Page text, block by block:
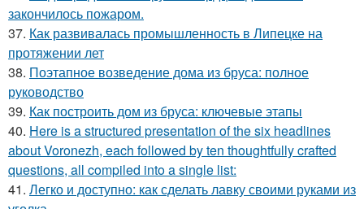
закончилось пожаром.
37. Как развивалась промышленность в Липецке на
протяжении лет
38. Поэтапное возведение дома из бруса: полное
руководство
39. Как построить дом из бруса: ключевые этапы
40. Here is a structured presentation of the six headlines
about Voronezh, each followed by ten thoughtfully crafted
questions, all compiled into a single list:
41. Легко и доступно: как сделать лавку своими руками из